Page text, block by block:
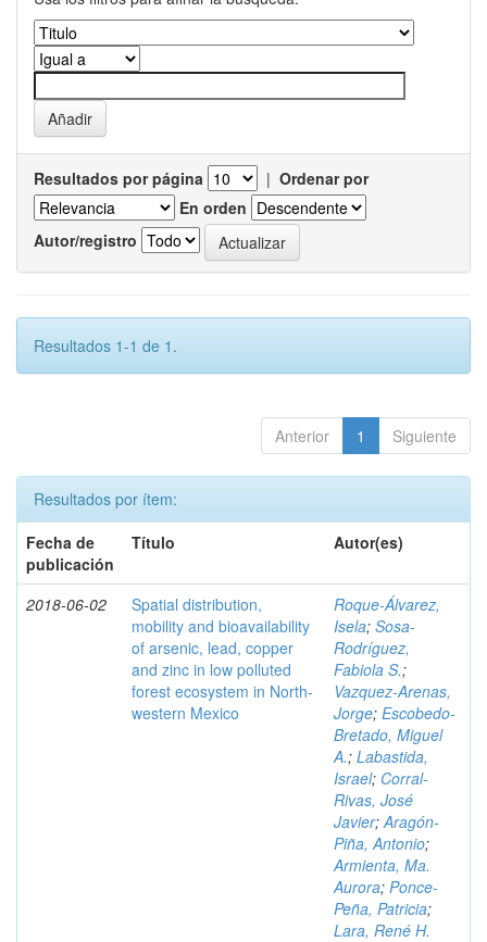
Resultados por página | Ordenar por
En orden
Autor/registro
Resultados 1-1 de 1.
Anterior 1 Siguiente
Resultados por ítem:
Fecha de
publicación
Título Autor(es)
2018-06-02
Spatial distribution,
mobility and bioavailability
of arsenic, lead, copper
and zinc in low polluted
forest ecosystem in North-
western Mexico
Roque-Álvarez,
Isela; Sosa-
Rodríguez,
Fabiola S.;
Vazquez-Arenas,
Jorge; Escobedo-
Bretado, Miguel
A.; Labastida,
Israel; Corral-
Rivas, José
Javier;Aragón-
Piña, Antonio;
Armienta, Ma.
Aurora; Ponce-
Peña, Patricia;
Lara, René H.